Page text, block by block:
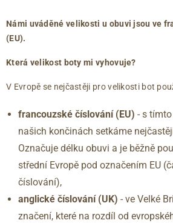
40.5
42
42.5
44
44.5
45
46
46.5
47
8
9.5
10
10.5
11
12
Námi uváděné velikosti u obuvi jsou ve
(EU).
Která velikost boty mi vyhovuje?
V Evropě se nejčastěji pro velikosti bot
francouzské číslování (EU) - s
našich končinách setkáme
Označuje délku obuvi a je běžně
střední Evropě pod označením EU
číslování),
anglické číslování (UK) - ve Velké
značení, které na rozdíl od